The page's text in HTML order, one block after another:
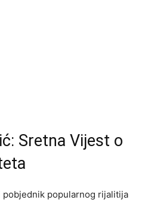
Sretna Vijest o
pobjednik popularnog rijalitija